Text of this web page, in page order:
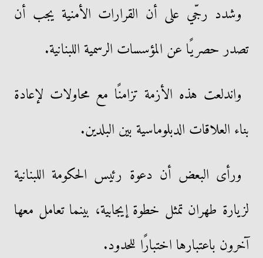
وشدد رجّي على أن القرارات الأمنية يجب أن
تصدر حصريًا عن المؤسسات الرسمية اللبنانية.
واندلعت هذه الأزمة تزامنًا مع محاولات لإعادة
بناء العلاقات الدبلوماسية بين البلدين.
ورأى البعض أن دعوة رئيس الحكومة اللبنانية
لزيارة طهران تمثل خطوة إيجابية، بينما تعامل معها
آخرون باعتبارها اختبارًا للحدود.